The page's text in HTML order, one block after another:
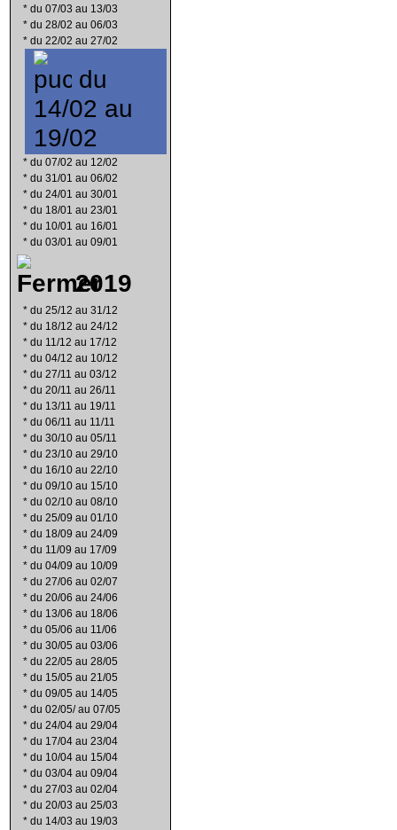
* du 07/03 au 13/03
* du 28/02 au 06/03
* du 22/02 au 27/02
du
14/02 au
19/02
* du 07/02 au 12/02
* du 31/01 au 06/02
* du 24/01 au 30/01
* du 18/01 au 23/01
* du 10/01 au 16/01
* du 03/01 au 09/01
2019
* du 25/12 au 31/12
* du 18/12 au 24/12
* du 11/12 au 17/12
* du 04/12 au 10/12
* du 27/11 au 03/12
* du 20/11 au 26/11
* du 13/11 au 19/11
* du 06/11 au 11/11
* du 30/10 au 05/11
* du 23/10 au 29/10
* du 16/10 au 22/10
* du 09/10 au 15/10
* du 02/10 au 08/10
* du 25/09 au 01/10
* du 18/09 au 24/09
* du 11/09 au 17/09
* du 04/09 au 10/09
* du 27/06 au 02/07
* du 20/06 au 24/06
* du 13/06 au 18/06
* du 05/06 au 11/06
* du 30/05 au 03/06
* du 22/05 au 28/05
* du 15/05 au 21/05
* du 09/05 au 14/05
* du 02/05/ au 07/05
* du 24/04 au 29/04
* du 17/04 au 23/04
* du 10/04 au 15/04
* du 03/04 au 09/04
* du 27/03 au 02/04
* du 20/03 au 25/03
* du 14/03 au 19/03